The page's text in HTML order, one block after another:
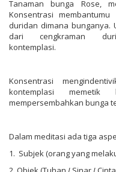
Tanaman bunga Rose,
Konsentrasi
duridan dimana
dari cengkraman duri-
kontemplasi.
Konsentrasi
kontemplasi
mempersembahkan bunga
Dalam meditasi ada tiga
1. Subjek (orang yang